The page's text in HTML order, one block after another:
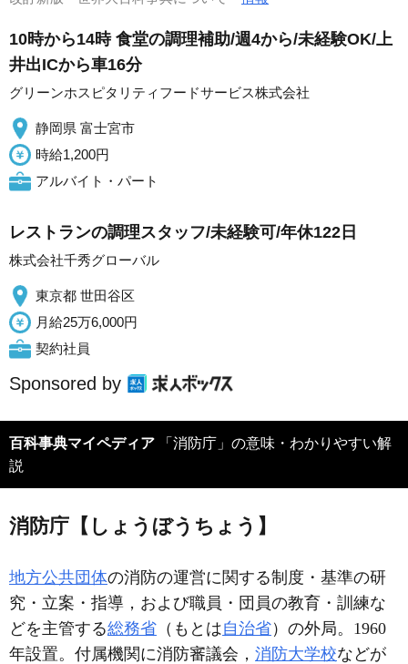
10時から14時 食堂の調理補助/週4から/未経験OK/上
井出ICから車16分
グリーンホスピタリティフードサービス株式会社
静岡県 富士宮市
時給1,200円
アルバイト・パート
レストランの調理スタッフ/未経験可/年休122日
株式会社千秀グローバル
東京都 世田谷区
月給25万6,000円
契約社員
Sponsored by
百科事典マイペディア 「消防庁」の意味・わかりやすい解
説
消防庁【しょうぼうちょう】
地方公共団体の消防の運営に関する制度・基準の研
究・立案・指導，および職員・団員の教育・訓練な
どを主管する総務省 （もとは自治省）の外局。1960
年設置。付属機関に消防審議会， 消防大学校などが